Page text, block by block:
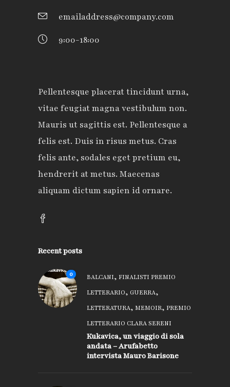
emailaddress@company.com
9:00-18:00
Pellentesque placerat tincidunt urna,
vitae feugiat magna vestibulum non.
Mauris ut sagittis est. Pellentesque a
felis est. Duis in risus metus. Cras
felis ante, sodales eget pretium eu,
hendrerit at metus. Maecenas
aliquam dictum sapien id ornare.
Recent posts
0 BALCANI, FINALISTI PREMIO
LETTERARIO, GUERRA,
LETTERATURA, MEMOIR, PREMIO
LETTERARIO CLARA SERENI
Kukavica, un viaggio di sola
andata – Arufabetto
intervista Mauro Barisone